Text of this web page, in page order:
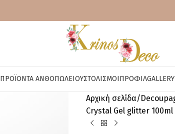
ΠΡΟΪΌΝΤΑ ΑΝΘΟΠΩΛΕΊΟΥΣΤΟΛΙΣΜΟΊΠΡΟΦΊΛGALLERY
Αρχική σελίδα
Crystal Gel glitter